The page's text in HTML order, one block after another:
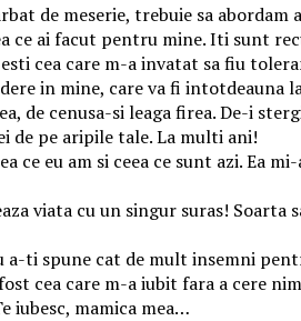
de meserie, trebuie sa
ce ai facut pentru mine. Iti sunt
cea care m-a invatat sa fiu
in mine, care va fi
de cenusa-si leaga firea. De-i
de pe aripile tale. La multi ani!
eu am si ceea ce sunt azi. Ea
viata cu un singur suras!
ti spune cat de mult insemni
cea care m-a iubit fara a cere
iubesc, mamica mea…